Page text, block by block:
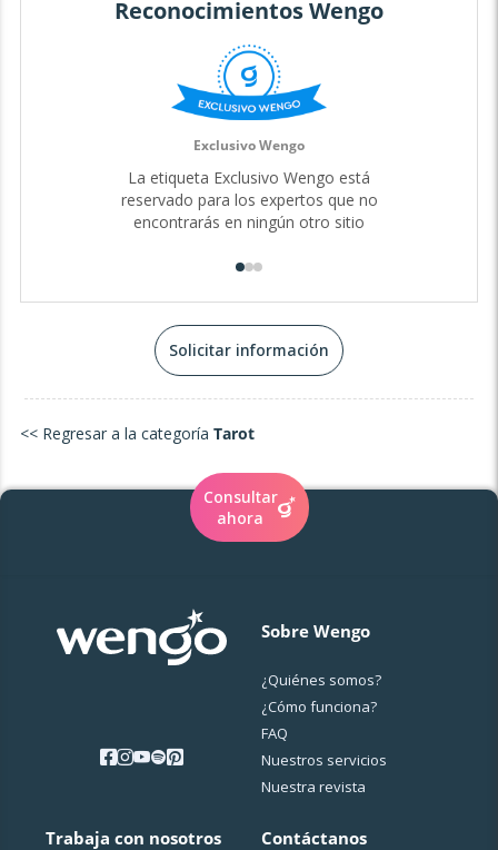
significado, estoy aquí para caminar contigo en cada paso
de tu sendero. Conmigo, no solo encontrarás respuestas,
sino que también descubrirás un espacio seguro para
explorar tu verdad interior.
Mi propia exploración del alma me ha llevado a conectar
con la sabiduría ancestral, y ahora comparto este camino
con lo sagrado.
A través de mis dones espirituales y mi capacidad de guía,
de vida, tus relaciones y tu potencial más elevado. Juntos,
futuro lleno de luz y propósito. El camino espiritual no
tiene por qué ser solitario: permíteme ser tu compañera
en esta sagrada travesía. 💜
Reconocimientos Wengo
Exclusivo Wengo
La etiqueta Exclusivo Wengo está
reservado para los expertos que no
encontrarás en ningún otro sitio
Solicitar información
<< Regresar a la categoría Tarot
Consultar
ahora
Sobre Wengo
¿Quiénes somos?
¿Cо́mo funciona?
FAQ
Nuestros servicios
Nuestra revista
Trabaja con nosotros Contáctanos